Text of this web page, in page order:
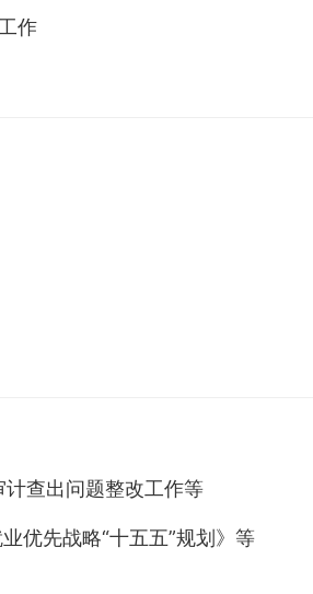
作
查出问题整改工作等
优先战略“十五五”规划》等